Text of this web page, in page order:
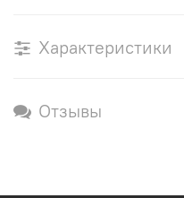
Характеристики
Отзывы